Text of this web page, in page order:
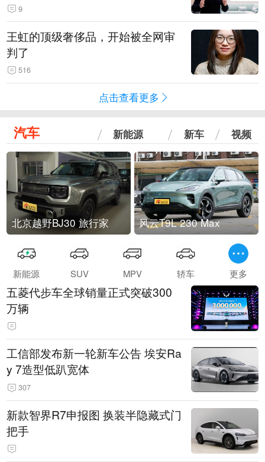
9
王虹的顶级奢侈品，开始被全网审
判了
516
点击查看更多
汽车 新能源 新车 视频
北京越野BJ30 旅行家 风云T9L 230 Max
新能源 SUV MPV 轿车 更多
五菱代步车全球销量正式突破300
万辆
工信部发布新一轮新车公告 埃安Ra
y 7造型低趴宽体
307
新款智界R7申报图 换装半隐藏式门
把手